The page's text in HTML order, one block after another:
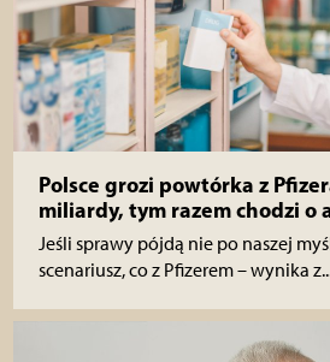
Polsce grozi powtórka z
miliardy, tym razem chodzi o
Jeśli sprawy pójdą nie po naszej
scenariusz, co z Pfizerem – wynika